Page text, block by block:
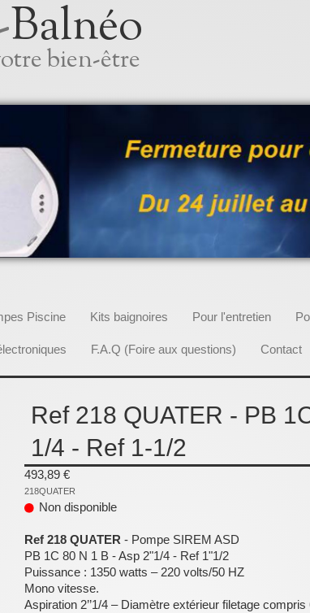
Balnéo
bien-être
Piscine Kits baignoires Pour l'entretien
F.A.Q (Foire aux questions) Contact
Ref 218 QUATER - PB
1/4 - Ref 1-1/2
493,89 €
218QUATER
Non disponible
Ref 218 QUATER- Pompe SIREM ASD
PB 1C 80 N 1 B - Asp 2"1/4 - Ref 1"1/2
Puissance : 1350 watts – 220 volts/50 HZ
Mono vitesse.
Aspiration 2’’1/4 – Diamètre extérieur filetage